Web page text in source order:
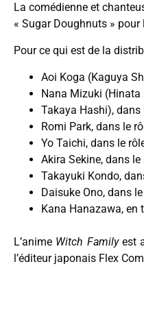
La comédienne et
« Sugar Doughnuts » pour
Pour ce qui est de la
Aoi Koga (Kaguya
Nana Mizuki (Hinata
Takaya Hashi), dans
Romi Park, dans le
Yo Taichi, dans le
Akira Sekine, dans le
Takayuki Kondo,
Daisuke Ono, dans
Kana Hanazawa, en
L’anime Witch Familyest
l’éditeur japonais Flex